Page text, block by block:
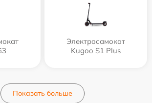
Электросамокат
Kugoo S1 Plus
Показать больше